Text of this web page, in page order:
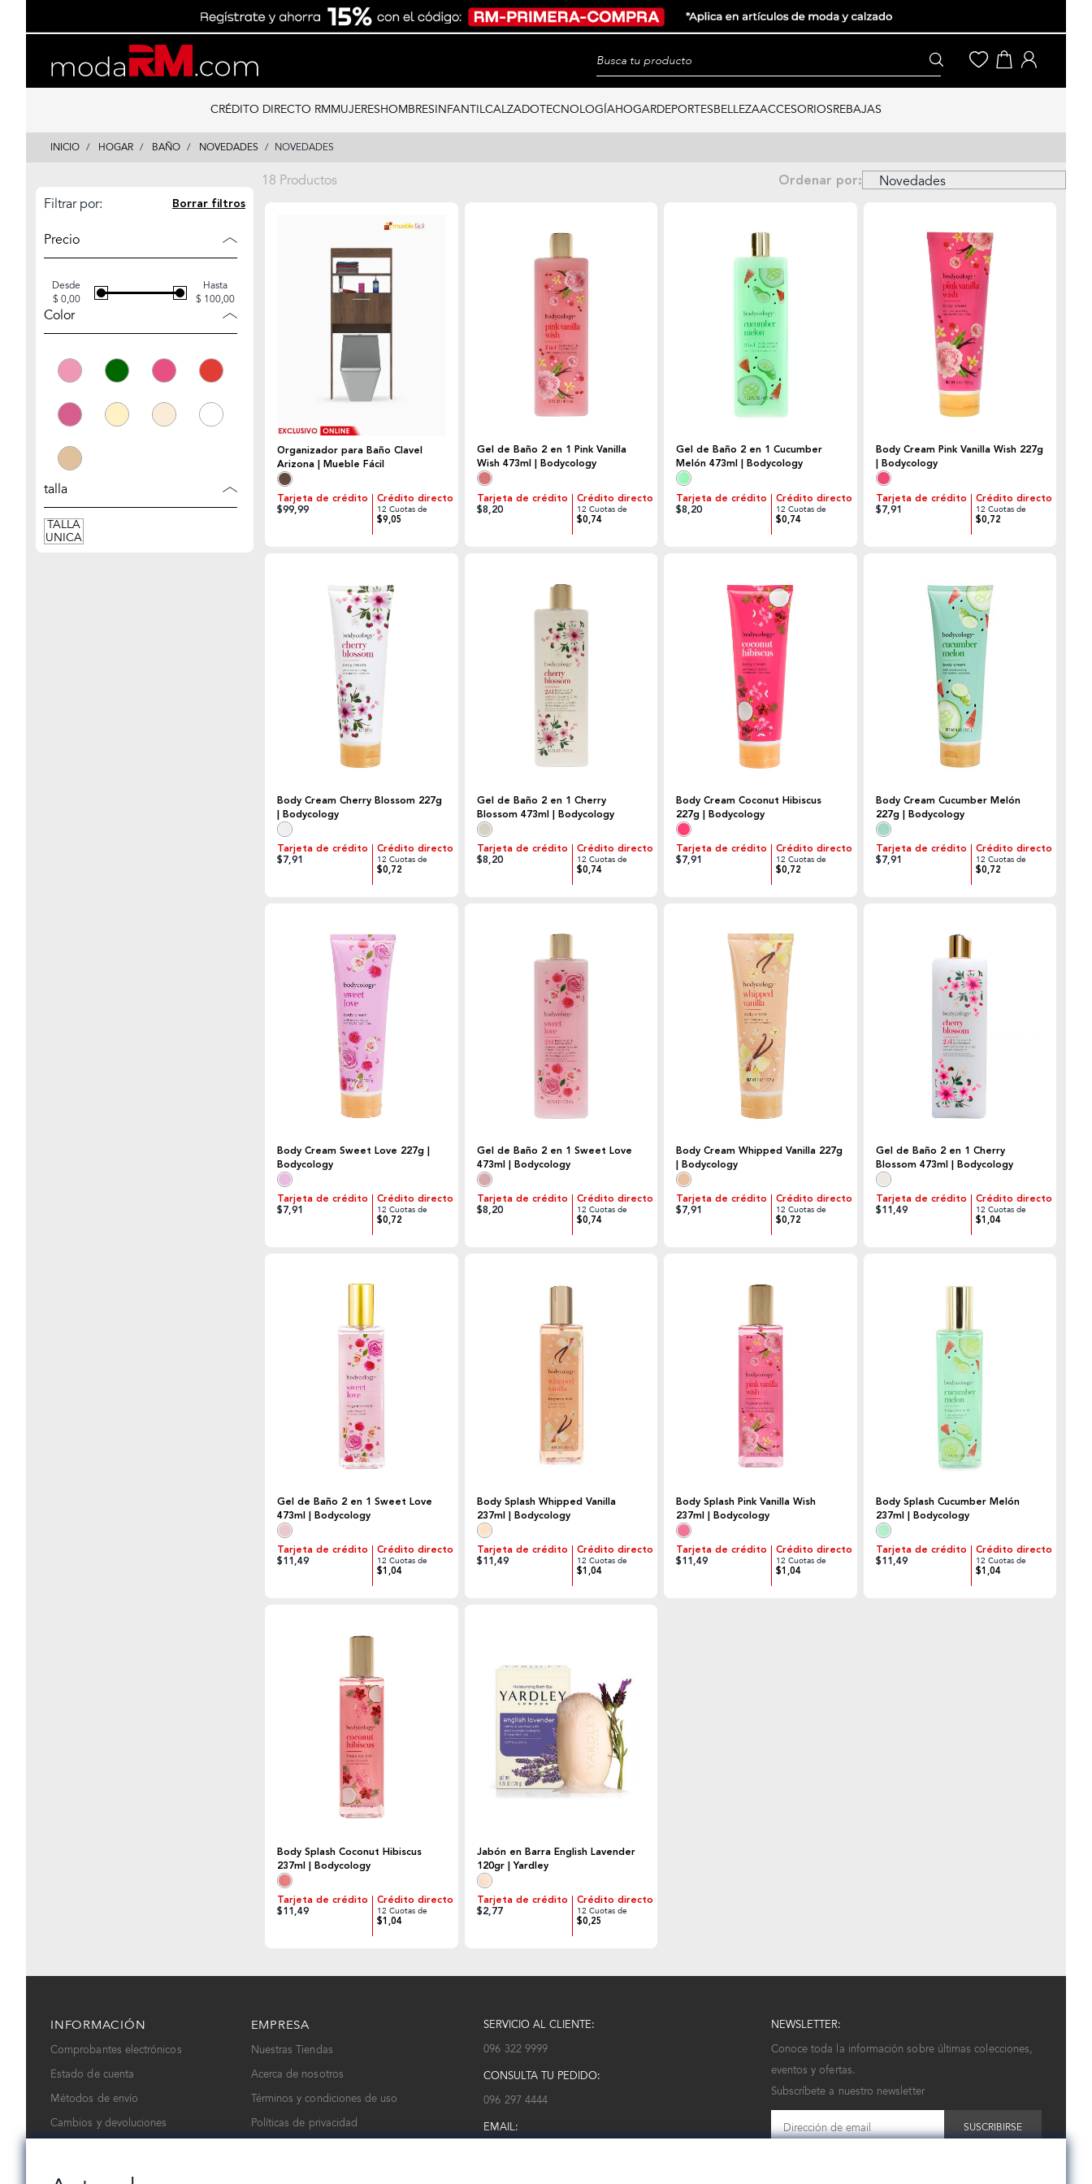
content
navigation
CRÉDITO DIRECTO RMMUJERESHOMBRESINFANTILCALZADOTECNOLOGÍAHOGARDEPORTESBELLEZAACCESORIOSREBAJAS
INICIO HOGAR BAÑO NOVEDADES NOVEDADES
Filtrar por: Borrar filtros
Precio
Desde
$ 0,00
Hasta
$ 100,00
Color
talla
TALLA
UNICA
Ordenar por:
18 Productos
Organizador para Baño Clavel
Arizona | Mueble Fácil
Tarjeta de crédito
$99,99
Crédito directo
12 Cuotas de
$9,05
Gel de Baño 2 en 1 Pink Vanilla
Wish 473ml | Bodycology
Tarjeta de crédito
$8,20
Crédito directo
12 Cuotas de
$0,74
Gel de Baño 2 en 1 Cucumber
Melón 473ml | Bodycology
Tarjeta de crédito
$8,20
Crédito directo
12 Cuotas de
$0,74
Body Cream Pink Vanilla Wish 227g
| Bodycology
Tarjeta de crédito
$7,91
Crédito directo
12 Cuotas de
$0,72
Body Cream Cherry Blossom 227g
| Bodycology
Tarjeta de crédito
$7,91
Crédito directo
12 Cuotas de
$0,72
Gel de Baño 2 en 1 Cherry
Blossom 473ml | Bodycology
Tarjeta de crédito
$8,20
Crédito directo
12 Cuotas de
$0,74
Body Cream Coconut Hibiscus
227g | Bodycology
Tarjeta de crédito
$7,91
Crédito directo
12 Cuotas de
$0,72
Body Cream Cucumber Melón
227g | Bodycology
Tarjeta de crédito
$7,91
Crédito directo
12 Cuotas de
$0,72
Body Cream Sweet Love 227g |
Bodycology
Tarjeta de crédito
$7,91
Crédito directo
12 Cuotas de
$0,72
Gel de Baño 2 en 1 Sweet Love
473ml | Bodycology
Tarjeta de crédito
$8,20
Crédito directo
12 Cuotas de
$0,74
Body Cream Whipped Vanilla 227g
| Bodycology
Tarjeta de crédito
$7,91
Crédito directo
12 Cuotas de
$0,72
Gel de Baño 2 en 1 Cherry
Blossom 473ml | Bodycology
Tarjeta de crédito
$11,49
Crédito directo
12 Cuotas de
$1,04
Gel de Baño 2 en 1 Sweet Love
473ml | Bodycology
Tarjeta de crédito
$11,49
Crédito directo
12 Cuotas de
$1,04
Body Splash Whipped Vanilla
237ml | Bodycology
Tarjeta de crédito
$11,49
Crédito directo
12 Cuotas de
$1,04
Body Splash Pink Vanilla Wish
237ml | Bodycology
Tarjeta de crédito
$11,49
Crédito directo
12 Cuotas de
$1,04
Body Splash Cucumber Melón
237ml | Bodycology
Tarjeta de crédito
$11,49
Crédito directo
12 Cuotas de
$1,04
Body Splash Coconut Hibiscus
237ml | Bodycology
Tarjeta de crédito
$11,49
Crédito directo
12 Cuotas de
$1,04
Jabón en Barra English Lavender
120gr | Yardley
Tarjeta de crédito
$2,77
Crédito directo
12 Cuotas de
$0,25
INFORMACIÓN
Comprobantes electrónicos
Estado de cuenta
Métodos de envío
Cambios y devoluciones
EMPRESA
Nuestras Tiendas
Acerca de nosotros
Términos y condiciones de uso
Políticas de privacidad
SERVICIO AL CLIENTE:
096 322 9999
CONSULTA TU PEDIDO:
096 297 4444
EMAIL:
NEWSLETTER:
Conoce toda la información sobre últimas colecciones,
eventos y ofertas.
Subscríbete a nuestro newsletter
SUSCRIBIRSE